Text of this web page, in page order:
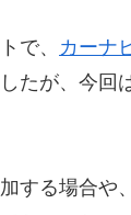
で、 カーナ
たが、今回
する場合や